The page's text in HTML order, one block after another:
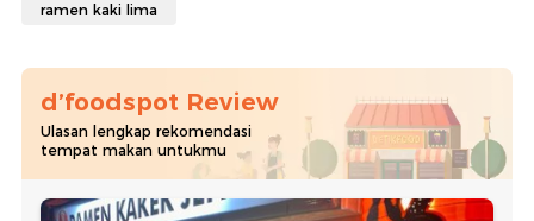
ramen kaki lima
d’foodspot Review
Ulasan lengkap rekomendasi
tempat makan untukmu